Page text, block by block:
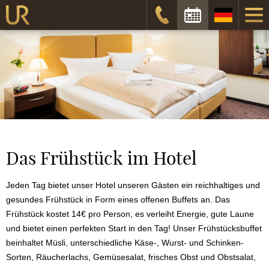
Anreisedatum
Abreisedatum
Prüfen
Das Frühstück im Hotel
Jeden Tag bietet unser Hotel unseren Gästen ein reichhaltiges und
gesundes Frühstück in Form eines offenen Buffets an. Das
Frühstück kostet 14€ pro Person, es verleiht Energie, gute Laune
und bietet einen perfekten Start in den Tag! Unser Frühstücksbuffet
beinhaltet Müsli, unterschiedliche Käse-, Wurst- und Schinken-
Sorten, Räucherlachs, Gemüsesalat, frisches Obst und Obstsalat,